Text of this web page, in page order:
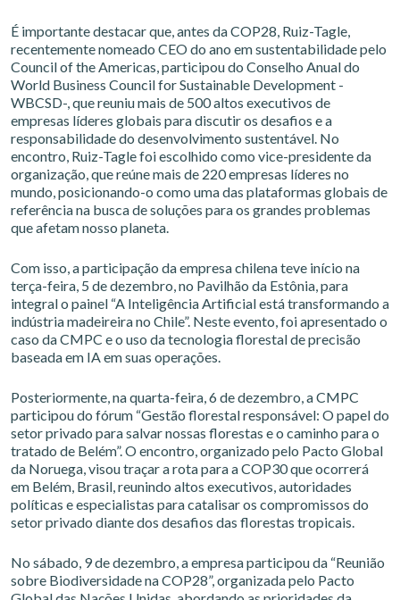
É importante destacar que, antes da COP28, Ruiz-Tagle,
recentemente nomeado CEO do ano em sustentabilidade pelo
Council of the Americas, participou do Conselho Anual do
World Business Council for Sustainable Development -
WBCSD-, que reuniu mais de 500 altos executivos de
empresas líderes globais para discutir os desafios e a
responsabilidade do desenvolvimento sustentável. No
encontro, Ruiz-Tagle foi escolhido como vice-presidente da
organização, que reúne mais de 220 empresas líderes no
mundo, posicionando-o como uma das plataformas globais de
referência na busca de soluções para os grandes problemas
que afetam nosso planeta.
Com isso, a participação da empresa chilena teve início na
terça-feira, 5 de dezembro, no Pavilhão da Estônia, para
integral o painel “A Inteligência Artificial está transformando a
indústria madeireira no Chile”. Neste evento, foi apresentado o
caso da CMPC e o uso da tecnologia florestal de precisão
baseada em IA em suas operações.
Posteriormente, na quarta-feira, 6 de dezembro, a CMPC
participou do fórum “Gestão florestal responsável: O papel do
setor privado para salvar nossas florestas e o caminho para o
tratado de Belém”. O encontro, organizado pelo Pacto Global
da Noruega, visou traçar a rota para a COP30 que ocorrerá
em Belém, Brasil, reunindo altos executivos, autoridades
políticas e especialistas para catalisar os compromissos do
setor privado diante dos desafios das florestas tropicais.
No sábado, 9 de dezembro, a empresa participou da “Reunião
sobre Biodiversidade na COP28”, organizada pelo Pacto